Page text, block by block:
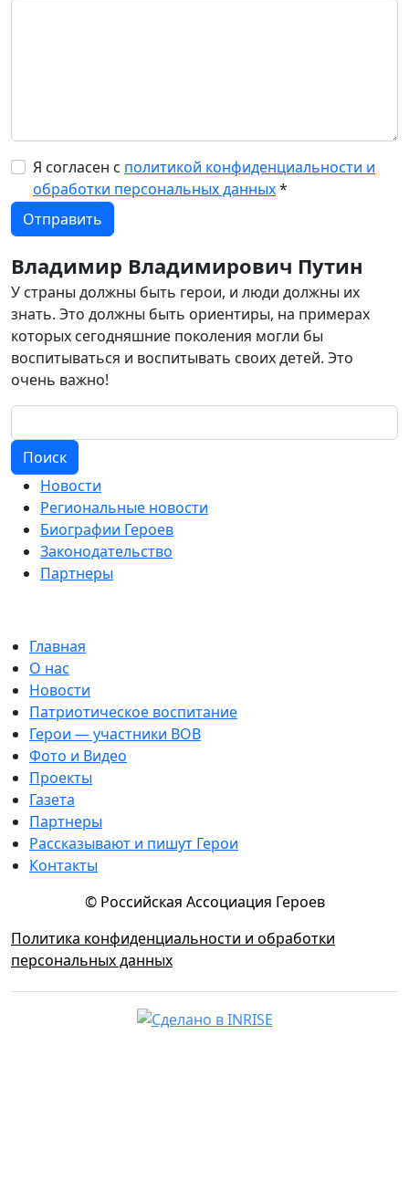
Я согласен с политикой конфиденциальности и
обработки персональных данных*
Владимир Владимирович Путин
У страны должны быть герои, и люди должны их
знать. Это должны быть ориентиры, на примерах
которых сегодняшние поколения могли бы
воспитываться и воспитывать своих детей. Это
очень важно!
Поиск
Новости
Региональные новости
Биографии Героев
Законодательство
Партнеры
Главная
О нас
Новости
Патриотическое воспитание
Герои — участники ВОВ
Фото и Видео
Проекты
Газета
Партнеры
Рассказывают и пишут Герои
Контакты
© Российская Ассоциация Героев
Политика конфиденциальности и обработки
персональных данных